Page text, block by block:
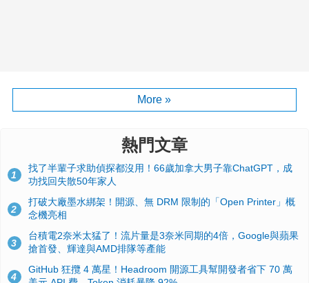
More »
熱門文章
1
找了半輩子求助偵探都沒用！66歲加拿大男子靠ChatGPT，成
功找回失散50年家人
2
打破大廠墨水綁架！開源、無 DRM 限制的「Open Printer」概
念機亮相
3
台積電2奈米太猛了！流片量是3奈米同期的4倍，Google與蘋果
搶首發、輝達與AMD排隊等產能
4
GitHub 狂攬 4 萬星！Headroom 開源工具幫開發者省下 70 萬